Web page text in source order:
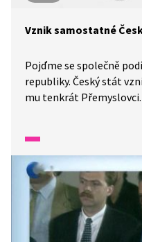
Vznik samostatné
Pojďme se společně
republiky. Český stát
mu tenkrát
a Slovensko.